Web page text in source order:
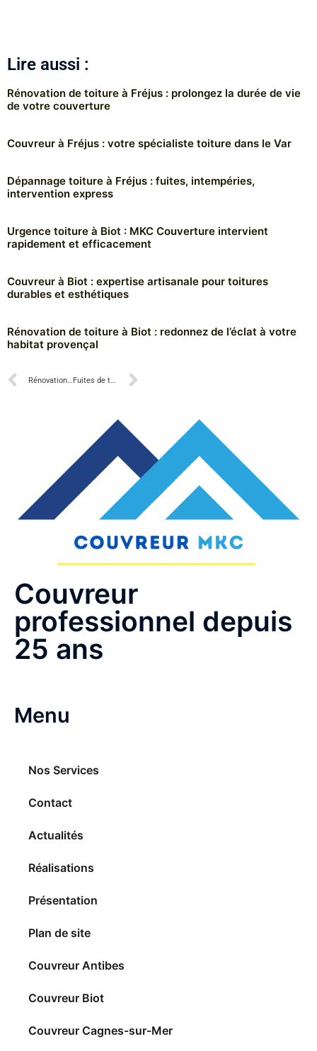
Lire aussi :
Rénovation de toiture à Fréjus : prolongez la durée de vie
de votre couverture
Couvreur à Fréjus : votre spécialiste toiture dans le Var
Dépannage toiture à Fréjus : fuites, intempéries,
intervention express
Urgence toiture à Biot : MKC Couverture intervient
rapidement et efficacement
Couvreur à Biot : expertise artisanale pour toitures
durables et esthétiques
Rénovation de toiture à Biot : redonnez de l’éclat à votre
habitat provençal
Rénovation de toiture à Antibes : préservez la valeur de votre bien immobilier Fuites de toiture à Antibes : intervention rapide avec MKC Couverture
Couvreur
professionnel depuis
25 ans
Menu
Nos Services
Contact
Actualités
Réalisations
Présentation
Plan de site
Couvreur Antibes
Couvreur Biot
Couvreur Cagnes-sur-Mer